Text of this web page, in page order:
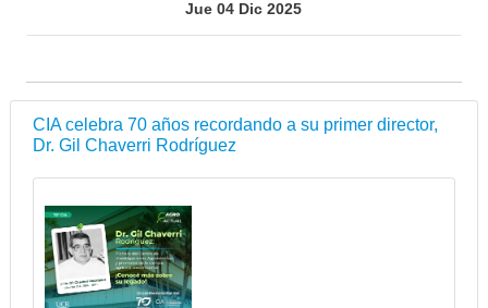
Jue 04 Dic 2025
CIA celebra 70 años recordando a su primer director,
Dr. Gil Chaverri Rodríguez